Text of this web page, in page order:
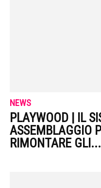
NEWS
PLAYWOOD | IL
ASSEMBLAGGIO
RIMONTARE GLI...